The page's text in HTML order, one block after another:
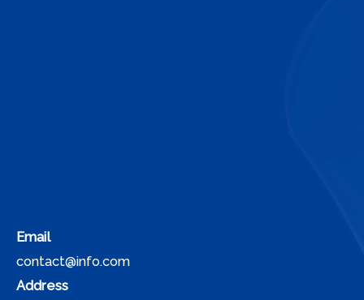
Email
contact@info.com
Address